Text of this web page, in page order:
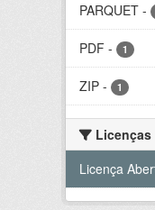
PARQUET -
PDF - 1
ZIP - 1
Licenças
Licença